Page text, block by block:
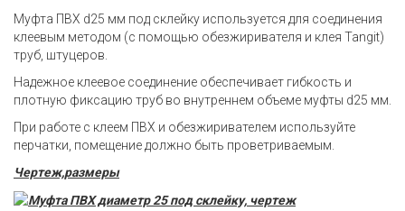
Муфта ПВХ d25 мм под склейку используется для соединения
клеевым методом (с помощью обезжиривателя и клея Tangit)
труб, штуцеров.
Надежное клеевое соединение обеспечивает гибкость и
плотную фиксацию труб во внутреннем объеме муфты d25 мм.
При работе с клеем ПВХ и обезжиривателем используйте
перчатки, помещение должно быть проветриваемым.
Чертеж,размеры